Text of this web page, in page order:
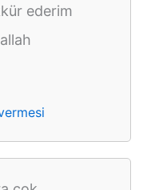
ederim